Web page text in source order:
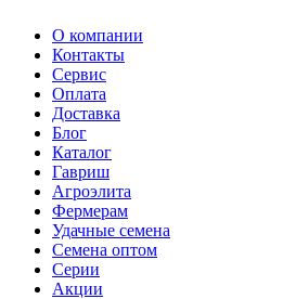
О компании
Контакты
Сервис
Оплата
Доставка
Блог
Каталог
Гавриш
Агроэлита
Фермерам
Удачные семена
Семена оптом
Серии
Акции